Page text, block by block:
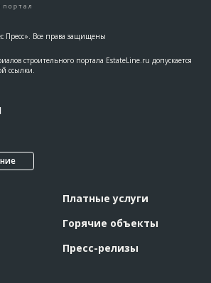
Все права защищены
строительного портала EstateLine.ru допускается
ссылки.
Платные услуги
Горячие объекты
Пресс-релизы